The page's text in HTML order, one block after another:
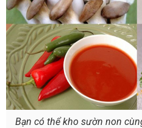
Bạn có thể kho sườn non